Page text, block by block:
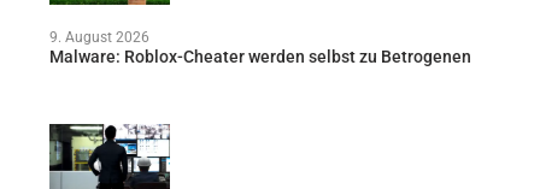
9. August 2026
Malware: Roblox-Cheater werden selbst zu Betrogenen